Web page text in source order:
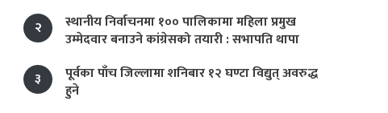
२
स्थानीय निर्वाचनमा १०० पालिकामा महिला प्रमुख
उम्मेदवार बनाउने कांग्रेसको तयारी : सभापति थापा
३
पूर्वका पाँच जिल्लामा शनिबार १२ घण्टा विद्युत् अवरुद्ध
हुने